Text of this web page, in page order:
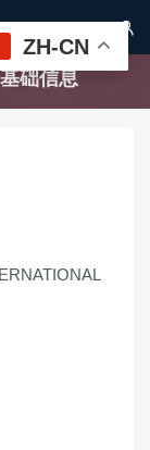

础信息
ZH-CN